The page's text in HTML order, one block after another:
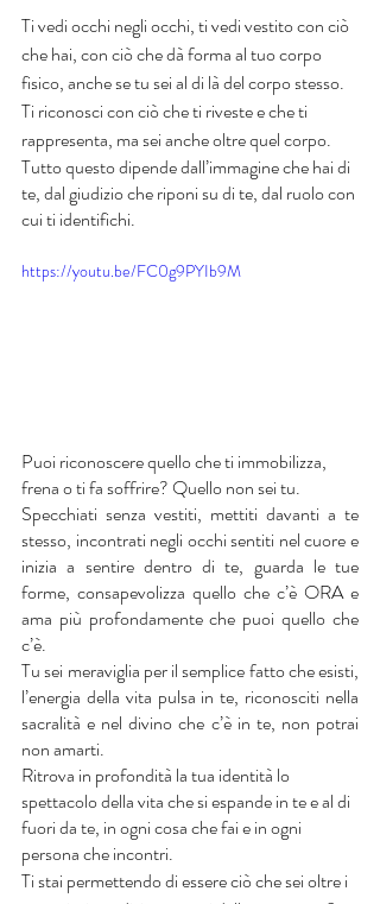
Ti vedi occhi negli occhi, ti vedi vestito con ciò
che hai, con ciò che dà forma al tuo corpo
fisico, anche se tu sei al di là del corpo stesso.
Ti riconosci con ciò che ti riveste e che ti
rappresenta, ma sei anche oltre quel corpo.
Tutto questo dipende dall’immagine che hai di
te, dal giudizio che riponi su di te, dal ruolo con
cui ti identifichi.
https://youtu.be/FC0g9PYIb9M
Puoi riconoscere quello che ti immobilizza,
frena o ti fa soffrire? Quello non sei tu.
Specchiati senza vestiti, mettiti davanti a te
stesso, incontrati negli occhi sentiti nel cuore e
inizia a sentire dentro di te, guarda le tue
forme, consapevolizza quello che c’è ORA e
ama più profondamente che puoi quello che
c’è.
Tu sei meraviglia per il semplice fatto che esisti,
l’energia della vita pulsa in te, riconosciti nella
sacralità e nel divino che c’è in te, non potrai
non amarti.
Ritrova in profondità la tua identità lo
spettacolo della vita che si espande in te e al di
fuori da te, in ogni cosa che fai e in ogni
persona che incontri.
Ti stai permettendo di essere ciò che sei oltre i